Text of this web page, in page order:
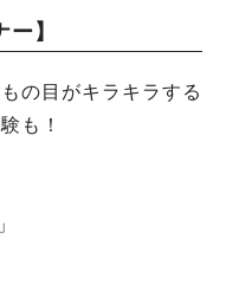
】
の目がキラキラする
も！
」